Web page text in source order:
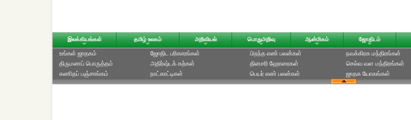
இலக்கியங்கள் தமிழ் உலகம் அறிவியல் பொதுஅறிவு ஆன்மிகம் ஜோதிடம்
உங்கள் ஜாதகம்
திருமணப் பொருத்தம்
கணிதப் பஞ்சாங்கம்
ஜோதிட ப‌ரிகார‌ங்க‌ள்
அதிர்ஷ்டக் கற்கள்
நாட்காட்டிகள்
பிறந்த எண் பலன்கள்
தினசரி ஹோரைகள்
பெயர் எண் பலன்கள்
நவக்கிரக மந்திரங்கள்
செல்வ வள மந்திரங்கள்
ஜாதக யோகங்கள்